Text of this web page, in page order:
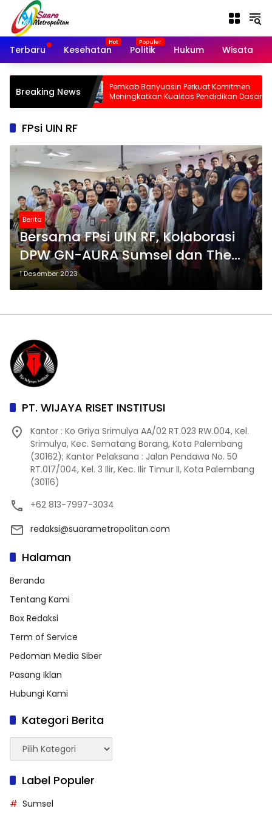
Langsung
konten
Terbaru
Kesehatan Politik Hukum Wisata
Breaking News
Terpusat di
Pemkab Banyuasin Perkuat Komitmen
Meningkatkan Kualitas Pendidikan Dasar
FPsi UIN RF
Berita
Bersama FPsi UIN RF, Kolaborasi
DPW GN-AURA Sumsel dan The
Wijaya Institute Canangkan
Bentuk 2 Juta Wira Usaha
1 Desember 2023
PT. WIJAYA RISET INSTITUSI
Kantor : Ko Griya Srimulya AA/02 RT.023 RW.004, Kel.
Srimulya, Kec. Sematang Borang, Kota Palembang
(30162); Kantor Pelaksana : Jalan Pendawa No. 50
RT.017/004, Kel. 3 Ilir, Kec. Ilir Timur II, Kota Palembang
(30116)
+62 813-7997-3034
redaksi@suarametropolitan.com
Halaman
Beranda
Tentang Kami
Box Redaksi
Term of Service
Pedoman Media Siber
Pasang Iklan
Hubungi Kami
Kategori Berita
Kategori
Berita
Label Populer
Sumsel